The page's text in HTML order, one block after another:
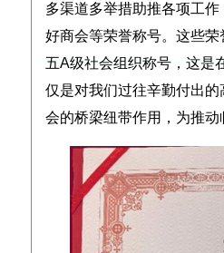
多渠道多举措助推各项工作
好商会等荣誉称号。这些
五A级社会组织称号，这是
仅是对我们过往辛勤付出
会的桥梁纽带作用，为推